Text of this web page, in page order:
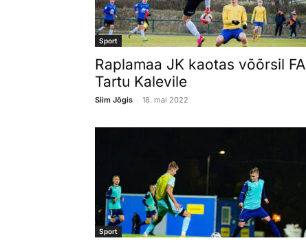
Sport
Raplamaa JK kaotas võõrsil FA
Tartu Kalevile
Siim Jõgis - 18. mai 2022
Sport